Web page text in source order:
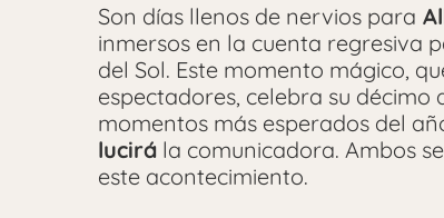
Son días llenos de nervios para
inmersos en la cuenta regresiva
del Sol. Este momento mágico,
espectadores, celebra su décimo
momentos más esperados del
lucirá la comunicadora. Ambos
este acontecimiento.